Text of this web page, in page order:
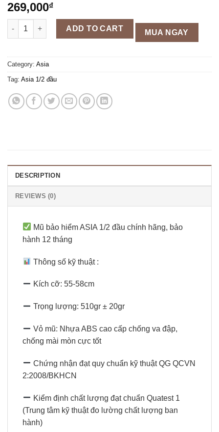
269,000₫
Mũ bảo hiểm nửa đầu Asia MT118 - Hàng chính hãng - Nhiều
ADD TO CART MUA NGAY
Category: Asia
Tag: Asia 1/2 đầu
DESCRIPTION
REVIEWS (0)
Mũ bảo hiểm ASIA 1/2 đầu chính hãng, bảo
hành 12 tháng
Thông số kỹ thuật :
Kích cỡ: 55-58cm
Trọng lượng: 510gr ± 20gr
Vỏ mũ: Nhựa ABS cao cấp chống va đập,
chống mài mòn cực tốt
Chứng nhận đạt quy chuẩn kỹ thuật QG QCVN
2:2008/BKHCN
Kiểm định chất lượng đạt chuẩn Quatest 1
(Trung tâm kỹ thuật đo lường chất lượng ban
hành)